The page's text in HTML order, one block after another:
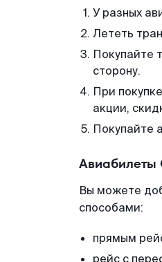
У разных
Лететь
Покупайте
сторону.
При
акции,
Покупайте
Авиабилеты
Вы можете
способами:
прямым
рейс с